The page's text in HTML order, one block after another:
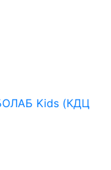
Kids (КДЦ